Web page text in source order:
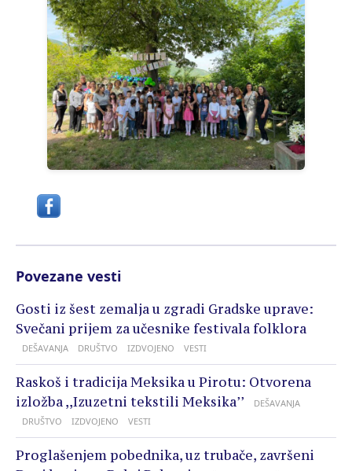
Povezane vesti
Gosti iz šest zemalja u zgradi Gradske uprave:
Svečani prijem za učesnike festivala folklora
DEŠAVANJA DRUŠTVO IZDVOJENO VESTI
Raskoš i tradicija Meksika u Pirotu: Otvorena
izložba ,,Izuzetni tekstili Meksika’’
DEŠAVANJA
DRUŠTVO
IZDVOJENO VESTI
Proglašenjem pobednika, uz trubače, završeni